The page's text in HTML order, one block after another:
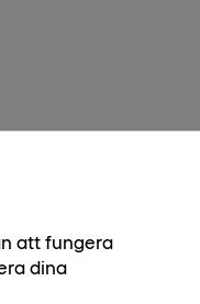
att fungera
dina